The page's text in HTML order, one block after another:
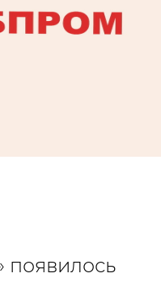
появилось